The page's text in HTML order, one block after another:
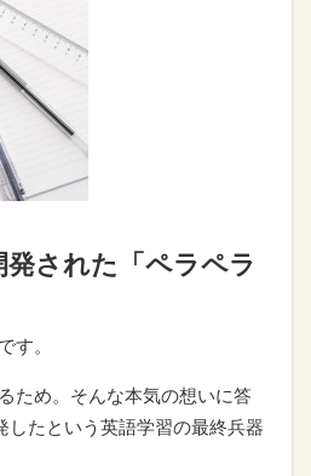
された「ペラペラ
す。
ため。そんな本気の想いに答
したという英語学習の最終兵器